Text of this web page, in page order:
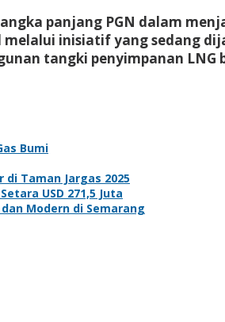
panjang PGN dalam
inisiatif yang sedang
tangki penyimpanan
Bumi
di Taman Jargas 2025
USD 271,5 Juta
Modern di Semarang